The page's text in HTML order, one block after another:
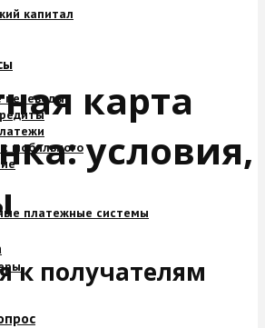
капитал
мобильного
платежные системы
карта
условия,
к получателям